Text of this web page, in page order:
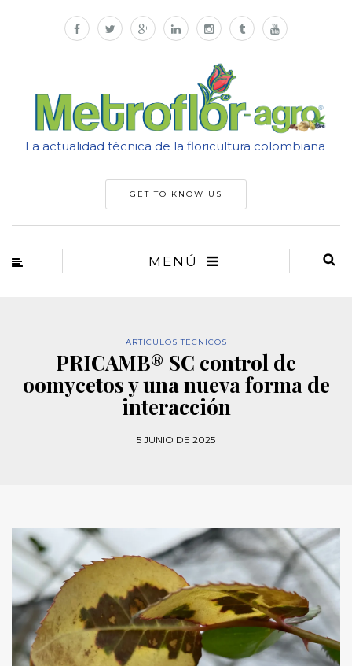
La actualidad técnica de la floricultura colombiana
GET TO KNOW US
MENÚ
ARTÍCULOS TÉCNICOS
PRICAMB® SC control de
oomycetos y una nueva forma de
interacción
5 JUNIO DE 2025